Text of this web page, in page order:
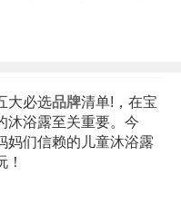
大必选品牌清单!，在宝
沐浴露至关重要。今
妈们信赖的儿童沐浴露